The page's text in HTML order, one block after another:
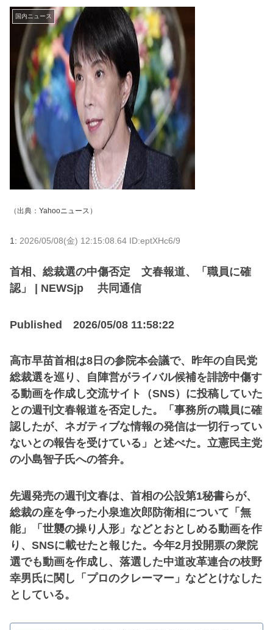
国内ニュース
（出典： Yahooニュース ）
1: 2026/05/08(金) 12:15:08.64 ID:eptXHc6/9
首相、総裁選の中傷否定 文春報道、「職員に確
認」 | NEWSjp 共同通信
Published 2026/05/08 11:58:22
高市早苗首相は8日の参院本会議で、昨年の自民党
総裁選を巡り、自陣営がライバル候補を誹謗中傷す
る動画を作成し交流サイト（SNS）に投稿していた
との週刊文春報道を否定した。「事務所の職員に確
認したが、ネガティブな情報の発信は一切行ってい
ないとの報告を受けている」と述べた。立憲民主党
の小島智子氏への答弁。
先週発売の週刊文春は、首相の公設第1秘書らが、
総裁の座を争った小泉進次郎防衛相について「無
能」「世襲の操り人形」などとおとしめる動画を作
り、SNSに載せたと報じた。今年2月投開票の衆院
選でも動画を作成し、落選した中道改革連合の枝野
幸男氏に関し「プロのクレーマー」などとけなした
としている。